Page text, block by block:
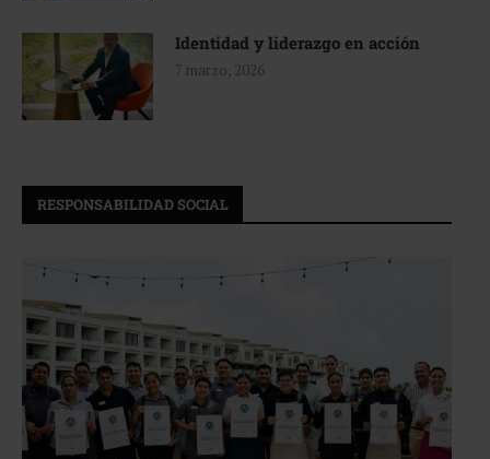
Identidad y liderazgo en acción
7 marzo, 2026
RESPONSABILIDAD SOCIAL